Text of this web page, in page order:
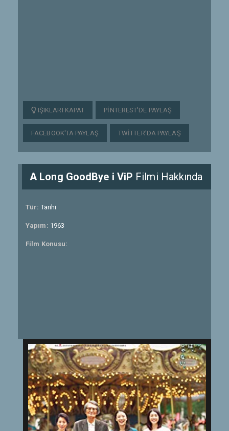
IŞIKLARI KAPAT PINTEREST'DE PAYLAŞ
FACEBOOK'TA PAYLAŞ TWITTER'DA PAYLAŞ
A Long GoodBye i ViP Filmi Hakkında
Tür: Tarihi
Yapım: 1963
Film Konusu: